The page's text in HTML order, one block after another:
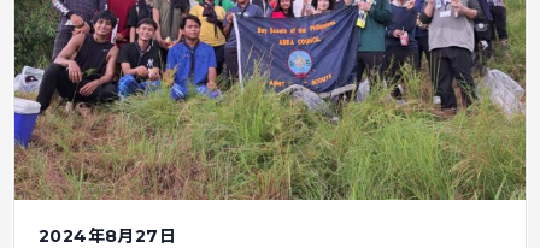
2024年8月27日